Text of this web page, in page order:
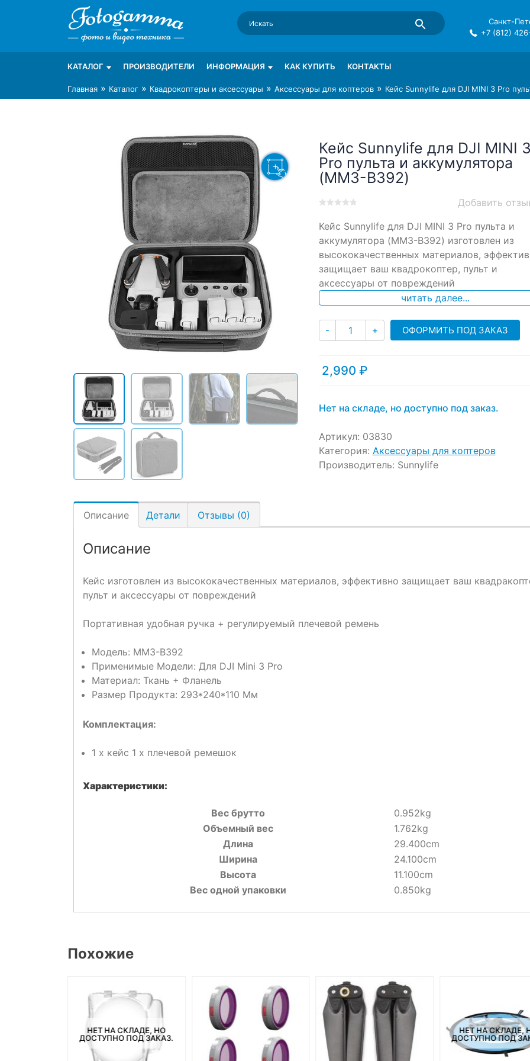
Интернет-магазин фототехники Foto-Gamma в СПб
Магазин фотоаксессуаров foto-gamma.ru
Санкт-
+7 (812)
КАТАЛОГ ПРОИЗВОДИТЕЛИ ИНФОРМАЦИЯ КАК КУПИТЬ КОНТАКТЫ
Главная » Каталог » Квадрокоптеры и аксессуары » Аксессуары для коптеров » Кейс Sunnylife для DJI MINI 3 Pro
Кейс Sunnylife для DJI MINI
Pro пульта и аккумулятора
(MM3-B392)
out
based
on
customer
ratings
Добавить
Кейс Sunnylife для DJI MINI 3 Pro пульта и
аккумулятора (MM3-B392) изготовлен из
высококачественных материалов,
защищает ваш квадрокоптер, пульт и
аксессуары от повреждений
читать далее...
- Количество
+ ОФОРМИТЬ ПОД ЗАКАЗ
2,990 ₽
Нет на складе, но доступно под заказ.
Артикул: 03830
Категория: Аксессуары для коптеров
Производитель: Sunnylife
Описание Детали Отзывы (0)
Описание
Кейс изготовлен из высококачественных материалов, эффективно защищает ваш
пульт и аксессуары от повреждений
Портативная удобная ручка + регулируемый плечевой ремень
Модель: MM3-B392
Применимые Модели: Для DJI Mini 3 Pro
Материал: Ткань + Фланель
Размер Продукта: 293*240*110 Мм
Комплектация:
1 x кейс 1 x плечевой ремешок
Характеристики:
Вес брутто
0.952kg
Объемный вес
1.762kg
Длина
29.400cm
Ширина
24.100cm
Высота
11.100cm
Вес одной упаковки
0.850kg
Похожие
НЕТ НА СКЛАДЕ, НО
ДОСТУПНО ПОД ЗАКАЗ.
НЕТ НА СКЛАДЕ,
ДОСТУПНО ПОД